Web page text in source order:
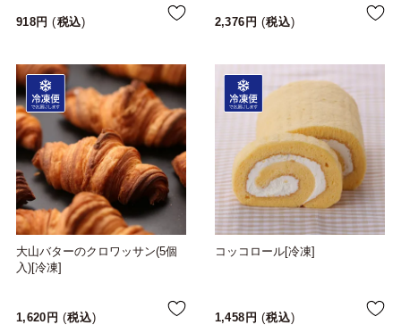
918 税込 2,376 税込
大山バターのクロワッサン(5個
入)[冷凍]
1,620 税込
コッコロール[冷凍]
1,458 税込